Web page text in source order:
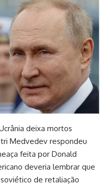
deixa mortos
Medvedev respondeu
feita por Donald
deveria lembrar que
de retaliação